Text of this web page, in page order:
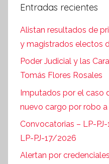
Entradas recientes
Alistan resultados de
y magistrados electos
Poder Judicial y las
Tomás Flores Rosales
Imputados por el caso
nuevo cargo por robo
Convocatorias – LP-
LP-PJ-17/2026
Alertan por